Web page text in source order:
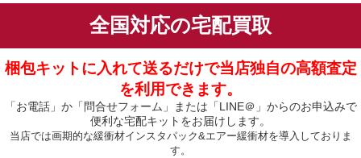
全国対応の宅配買取
梱包キットに入れて送るだけで当店独自の高額査定
を利用できます。
「お電話」か「問合せフォーム」または「LINE＠」からのお申込みで
便利な宅配キットをお届けします。
当店では画期的な緩衝材インスタパック&エアー緩衝材を導入しておりま
す。